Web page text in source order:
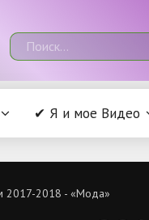
✔ Я и мое Видео
2017-2018 - «Мода»